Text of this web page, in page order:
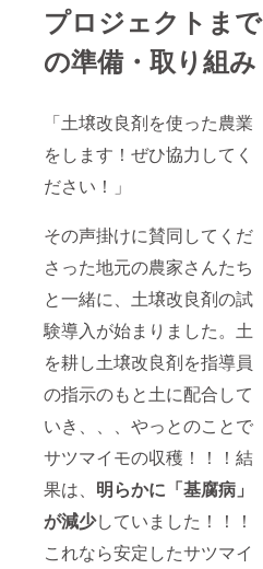
プロジェクトまで
の準備・取り組み
「土壌改良剤を使った農業
をします！ぜひ協力してく
ださい！」
その声掛けに賛同してくだ
さった地元の農家さんたち
と一緒に、土壌改良剤の試
験導入が始まりました。土
を耕し土壌改良剤を指導員
の指示のもと土に配合して
いき、、、やっとのことで
サツマイモの収穫！！！結
果は、 明らかに「基腐病」
が減少していました！！！
これなら安定したサツマイ